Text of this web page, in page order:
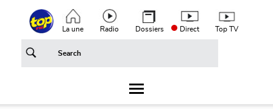
Aller au contenu principalTop header menu
La une Radio Dossiers Direct Top TV